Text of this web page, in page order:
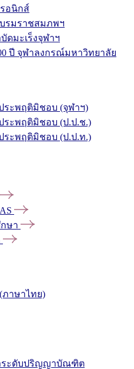
อนิกส์
รมราชสมภพฯ
มะเร็งจุฬาฯ
ปี จุฬาลงกรณ์มหาวิทยาลัย
ระพฤติมิชอบ (จุฬาฯ)
ระพฤติมิชอบ (ป.ป.ช.)
ระพฤติมิชอบ (ป.ป.ท.)
ษา
าษาไทย)
ระดับปริญญาบัณฑิต